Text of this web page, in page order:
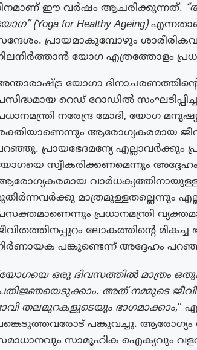
ഈ വർഷം ആചരിക്കുന്നത്.
(Yoga for Healthy Ageing)
പ്രായമാകുമ്പോഴും
യോഗ എത്രത്തോളം
യോഗാ
റെഡ് റോഡിൽ
നരേന്ദ്ര മോദി, യോഗ
ആരോഗ്യകരമായ
പ്രായഭേദമന്യേ എല്ലാവർക്കും
സ്വീകരിക്കണമെന്നും
മാത്രമുള്ളതല്ലെന്നും
പ്രധാനമന്ത്രി
ലോകത്തിൻ്റെ
പങ്കുണ്ടെന്ന് അദ്ദേഹം
ഒരു ദിവസത്തില്‍ മാത്രം
അത് നമ്മുടെ
തലമുറകളുടെയും ഭാഗമാക്കാം,”
പങ്കുവച്ചു. ആരോഗ്യം
സാമൂഹിക ഐക്യവും